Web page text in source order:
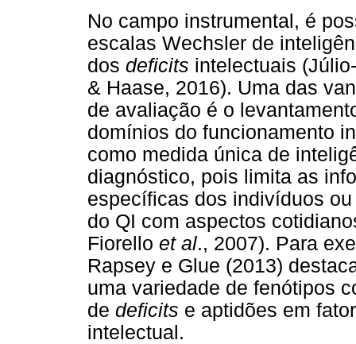
No campo instrumental, é
escalas Wechsler de
dos deficits intelectuais
& Haase, 2016). Uma das
de avaliação é o
domínios do funcionamento
como medida única de
diagnóstico, pois limita as
específicas dos indivíduos
do QI com aspectos
Fiorello et al., 2007). Para
Rapsey e Glue (2013)
uma variedade de fenótipos
de deficits e aptidões em
intelectual.